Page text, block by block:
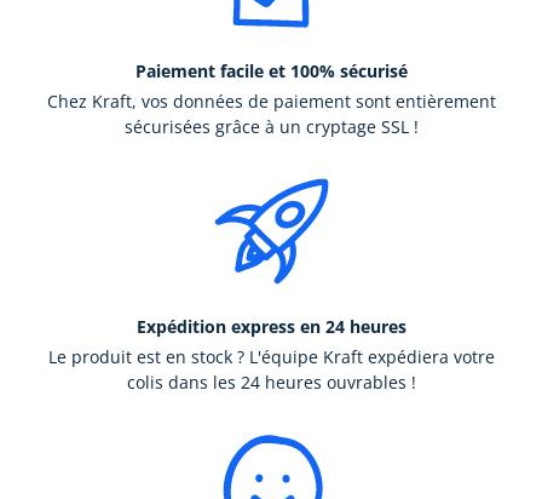
Paiement facile et 100% sécurisé
Chez Kraft, vos données de paiement sont entièrement
sécurisées grâce à un cryptage SSL !
Expédition express en 24 heures
Le produit est en stock ? L'équipe Kraft expédiera votre
colis dans les 24 heures ouvrables !